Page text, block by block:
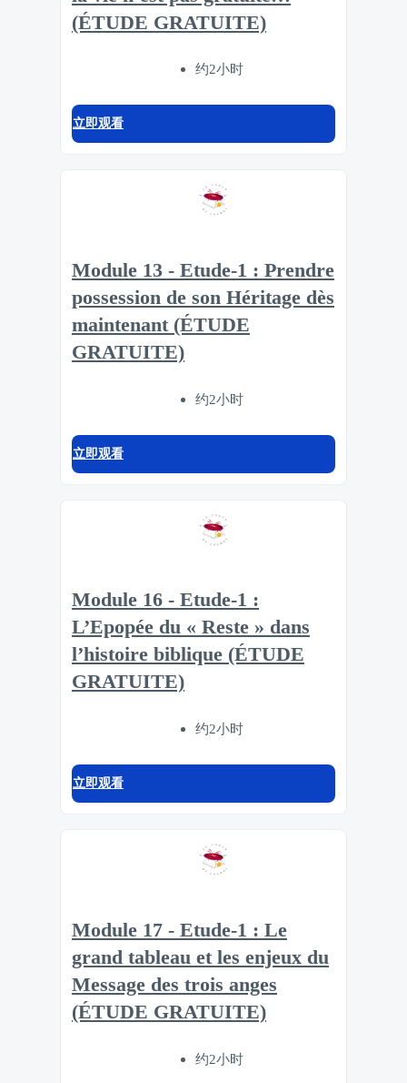
(ÉTUDE GRATUITE)
约2小时
立即观看
Module 13 - Etude-1 : Prendre
possession de son Héritage dès
maintenant (ÉTUDE
GRATUITE)
约2小时
立即观看
Module 16 - Etude-1 :
L’Epopée du « Reste » dans
l’histoire biblique (ÉTUDE
GRATUITE)
约2小时
立即观看
Module 17 - Etude-1 : Le
grand tableau et les enjeux du
Message des trois anges
(ÉTUDE GRATUITE)
约2小时